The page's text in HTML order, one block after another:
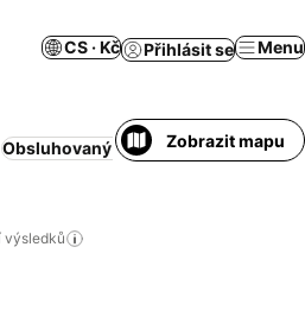
CS · Kč Přihlásit se Menu
Obsluhovaný apartmán Wellness
Zobrazit mapu
výsledků
hotelů